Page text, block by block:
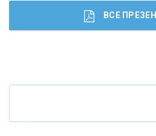
Что будет с наличными
ВСЕ